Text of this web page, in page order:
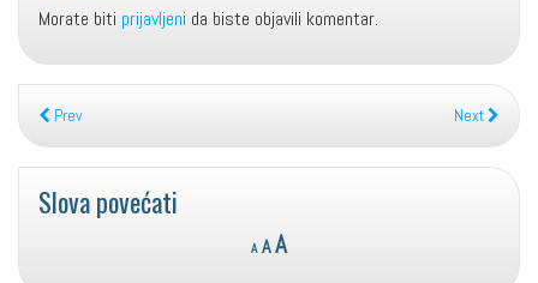
Morate biti prijavljeni da biste objavili komentar.
Prev Next
Slova povećati
A
Decrease
font
A Reset
AIncrease